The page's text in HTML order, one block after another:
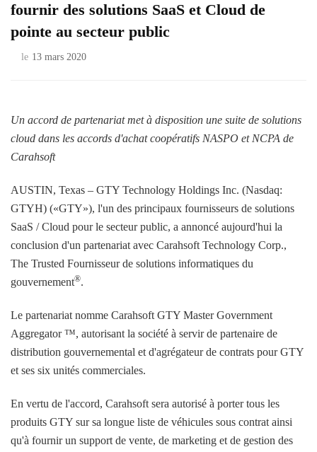
fournir des solutions SaaS et Cloud de
pointe au secteur public
le 13 mars 2020
Un accord de partenariat met à disposition une suite de solutions
cloud dans les accords d'achat coopératifs NASPO et NCPA de
Carahsoft
AUSTIN, Texas – GTY Technology Holdings Inc. (Nasdaq:
GTYH) («GTY»), l'un des principaux fournisseurs de solutions
SaaS / Cloud pour le secteur public, a annoncé aujourd'hui la
conclusion d'un partenariat avec Carahsoft Technology Corp.,
The Trusted Fournisseur de solutions informatiques du
gouvernement®.
Le partenariat nomme Carahsoft GTY Master Government
Aggregator ™, autorisant la société à servir de partenaire de
distribution gouvernemental et d'agrégateur de contrats pour GTY
et ses six unités commerciales.
En vertu de l'accord, Carahsoft sera autorisé à porter tous les
produits GTY sur sa longue liste de véhicules sous contrat ainsi
qu'à fournir un support de vente, de marketing et de gestion des